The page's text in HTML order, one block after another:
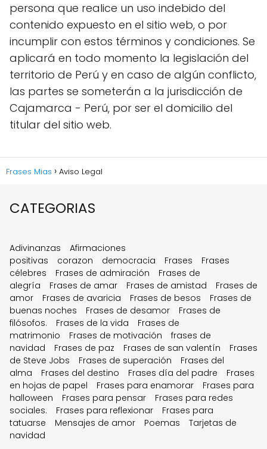
persona que realice un uso indebido del
contenido expuesto en el sitio web, o por
incumplir con estos términos y condiciones. Se
aplicará en todo momento la legislación del
territorio de Perú y en caso de algún conflicto,
las partes se someterán a la jurisdicción de
Cajamarca - Perú, por ser el domicilio del
titular del sitio web.
Frases Mias Aviso Legal
CATEGORIAS
Adivinanzas
Afirmaciones
positivas
corazon democracia Frases
Frases
célebres
Frases de admiración
Frases de
alegría
Frases de amar Frases de amistad
Frases de
amor
Frases de avaricia Frases de besos
Frases de
buenas noches
Frases de desamor
Frases de
filósofos.
Frases de la vida
Frases de
matrimonio
Frases de motivación
frases de
navidad
Frases de paz Frases de san valentín
Frases
de Steve Jobs
Frases de superación
Frases del
alma
Frases del destino Frases día del padre
Frases
en hojas de papel
Frases para enamorar
Frases para
halloween
Frases para pensar
Frases para redes
sociales.
Frases para reflexionar
Frases para
tatuarse
Mensajes de amor Poemas
Tarjetas de
navidad